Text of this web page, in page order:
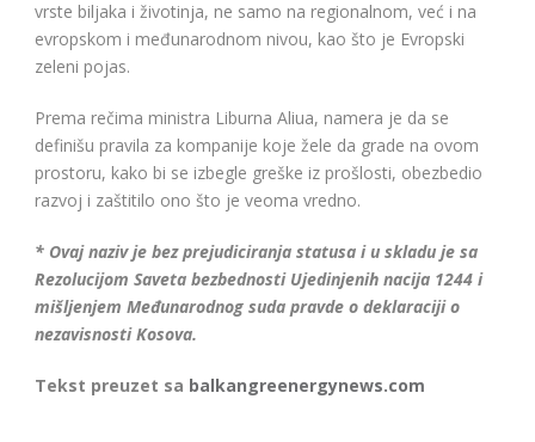
vrste biljaka i životinja, ne samo na regionalnom, već i na
evropskom i međunarodnom nivou, kao što je Evropski
zeleni pojas.
Prema rečima ministra Liburna Aliua, namera je da se
definišu pravila za kompanije koje žele da grade na ovom
prostoru, kako bi se izbegle greške iz prošlosti, obezbedio
razvoj i zaštitilo ono što je veoma vredno.
* Ovaj naziv je bez prejudiciranja statusa i u skladu je sa
Rezolucijom Saveta bezbednosti Ujedinjenih nacija 1244 i
mišljenjem Međunarodnog suda pravde o deklaraciji o
nezavisnosti Kosova.
Tekst preuzet sa balkangreenergynews.com